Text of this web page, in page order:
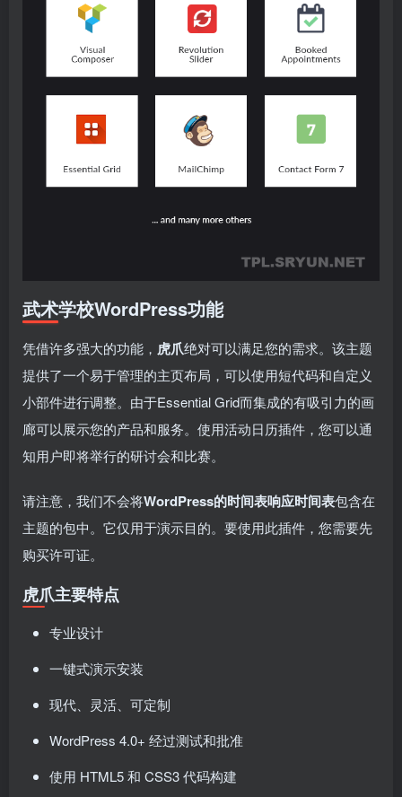
武术学校WordPress功能
凭借许多强大的功能， 虎爪绝对可以满足您的需求。该主题
提供了一个易于管理的主页布局，可以使用短代码和自定义
小部件进行调整。由于Essential Grid而集成的有吸引力的画
廊可以展示您的产品和服务。使用活动日历插件，您可以通
知用户即将举行的研讨会和比赛。
请注意，我们不会将WordPress的时间表响应时间表包含在
主题的包中。它仅用于演示目的。要使用此插件，您需要先
购买许可证。
虎爪主要特点
专业设计
一键式演示安装
现代、灵活、可定制
WordPress 4.0+ 经过测试和批准
使用 HTML5 和 CSS3 代码构建